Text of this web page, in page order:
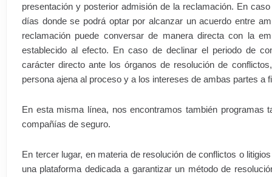
presentación y posterior admisión de la reclamación. En
días donde se podrá optar por alcanzar un acuerdo entre
reclamación puede conversar de manera directa con la
establecido al efecto. En caso de declinar el periodo de
carácter directo ante los órganos de resolución de
persona ajena al proceso y a los intereses de ambas partes a
En esta misma línea, nos encontramos también programas
compañías de seguro.
En tercer lugar, en materia de resolución de conflictos o
una plataforma dedicada a garantizar un método de